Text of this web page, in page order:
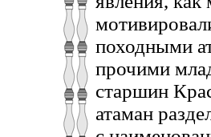
походными
прочими
старшин
атаман